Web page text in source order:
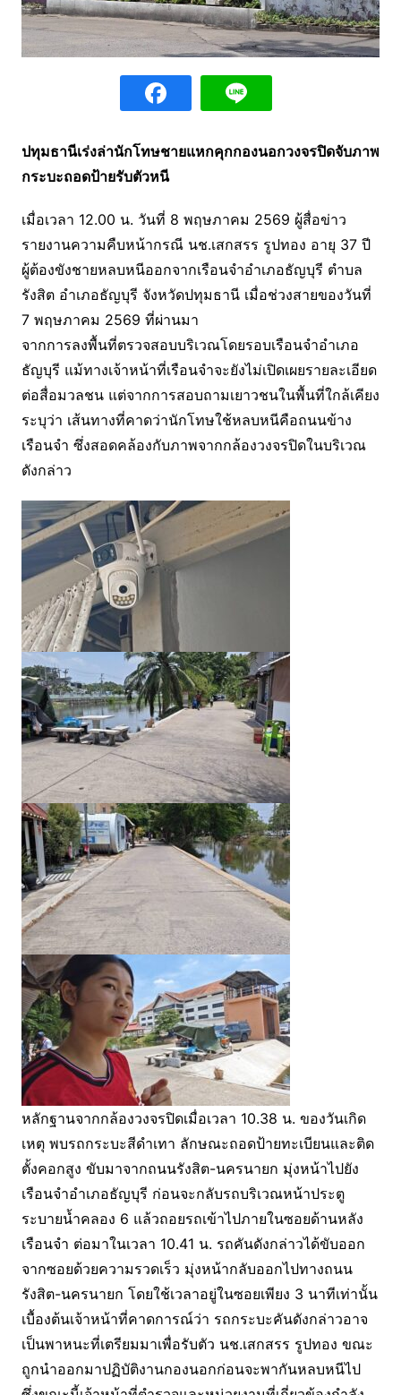
ปทุมธานีเร่งล่านักโทษชายแหกคุกกองนอกวงจรปิดจับภาพ
กระบะถอดป้ายรับตัวหนี
เมื่อเวลา 12.00 น. วันที่ 8 พฤษภาคม 2569 ผู้สื่อข่าว
รายงานความคืบหน้ากรณี นช.เสกสรร รูปทอง อายุ 37 ปี
ผู้ต้องขังชายหลบหนีออกจากเรือนจำอำเภอธัญบุรี ตำบล
รังสิต อำเภอธัญบุรี จังหวัดปทุมธานี เมื่อช่วงสายของวันที่
7 พฤษภาคม 2569 ที่ผ่านมา
จากการลงพื้นที่ตรวจสอบบริเวณโดยรอบเรือนจำอำเภอ
ธัญบุรี แม้ทางเจ้าหน้าที่เรือนจำจะยังไม่เปิดเผยรายละเอียด
ต่อสื่อมวลชน แต่จากการสอบถามเยาวชนในพื้นที่ใกล้เคียง
ระบุว่า เส้นทางที่คาดว่านักโทษใช้หลบหนีคือถนนข้าง
เรือนจำ ซึ่งสอดคล้องกับภาพจากกล้องวงจรปิดในบริเวณ
ดังกล่าว
หลักฐานจากกล้องวงจรปิดเมื่อเวลา 10.38 น. ของวันเกิด
เหตุ พบรถกระบะสีดำเทา ลักษณะถอดป้ายทะเบียนและติด
ตั้งคอกสูง ขับมาจากถนนรังสิต-นครนายก มุ่งหน้าไปยัง
เรือนจำอำเภอธัญบุรี ก่อนจะกลับรถบริเวณหน้าประตู
ระบายน้ำคลอง 6 แล้วถอยรถเข้าไปภายในซอยด้านหลัง
เรือนจำ ต่อมาในเวลา 10.41 น. รถคันดังกล่าวได้ขับออก
จากซอยด้วยความรวดเร็ว มุ่งหน้ากลับออกไปทางถนน
รังสิต-นครนายก โดยใช้เวลาอยู่ในซอยเพียง 3 นาทีเท่านั้น
เบื้องต้นเจ้าหน้าที่คาดการณ์ว่า รถกระบะคันดังกล่าวอาจ
เป็นพาหนะที่เตรียมมาเพื่อรับตัว นช.เสกสรร รูปทอง ขณะ
ถูกนำออกมาปฏิบัติงานกองนอกก่อนจะพากันหลบหนีไป